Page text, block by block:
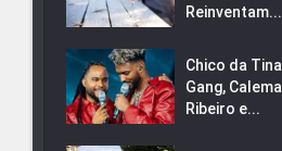
Reinventam...
Chico da
Gang,
Ribeiro e...